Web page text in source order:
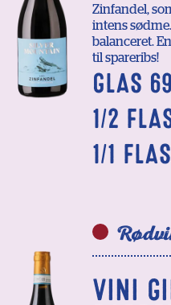
Zinfandel,
intens
balanceret.
til spareribs!
GLAS 69
1/2
1/1
VINI